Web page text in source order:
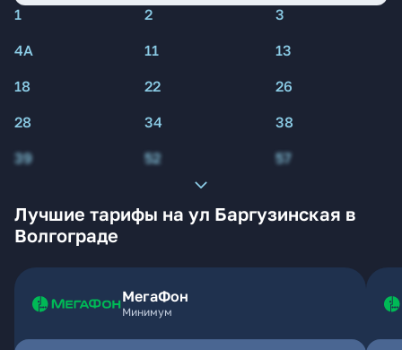
1 2
3
4А
11
13
18
22
26
28
34
38
39
52 57
Лучшие тарифы на ул Баргузинская в
Волгограде
МегаФон
Минимум